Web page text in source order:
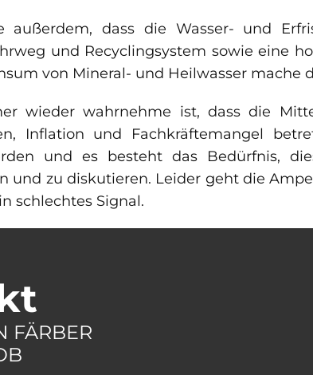
außerdem, dass die Wasser- und
und Recyclingsystem sowie eine
von Mineral- und Heilwasser mache
wieder wahrnehme ist, dass die
Inflation und Fachkräftemangel
und es besteht das Bedürfnis,
und zu diskutieren. Leider geht die
schlechtes Signal.
FÄRBER